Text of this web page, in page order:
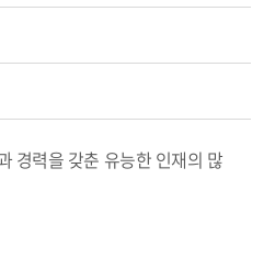
경력을 갖춘 유능한 인재의 많